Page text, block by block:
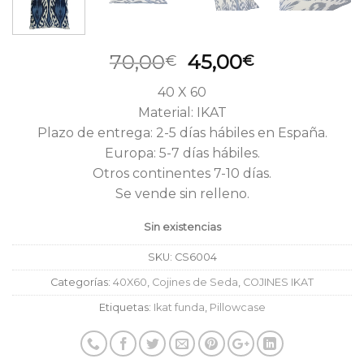
70,00€
El
precio
original
era:
70,00€.
45,00€El
45,00€.
40 X 60
Material: IKAT
Plazo de entrega: 2-5 días hábiles en España.
Europa: 5-7 días hábiles.
Otros continentes 7-10 días.
Se vende sin relleno.
Sin existencias
SKU: CS6004
Categorías: 40X60 Cojines de Seda COJINES IKAT
Etiquetas: Ikat funda Pillowcase